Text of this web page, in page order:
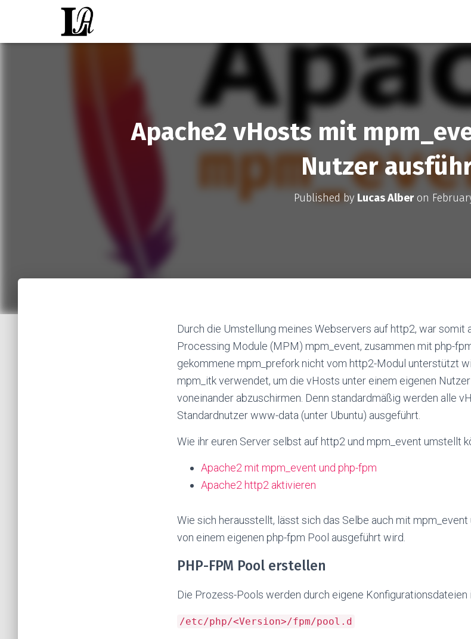
Apache2 vHosts mit
Nutzer
Published by Lucas Alberon
Durch die Umstellung meines Webservers auf http2, war somit
Processing Module (MPM) mpm_event, zusammen mit php-
gekommene mpm_prefork nicht vom http2-Modul unterstützt
mpm_itk verwendet, um die vHosts unter einem eigenen
voneinander abzuschirmen. Denn standardmäßig werden alle
Standardnutzer www-data (unter Ubuntu) ausgeführt.
Wie ihr euren Server selbst auf http2 und mpm_event umstellt
Apache2 mit mpm_event und php-fpm
Apache2 http2 aktivieren
Wie sich herausstellt, lässt sich das Selbe auch mit
von einem eigenen php-fpm Pool ausgeführt wird.
PHP-FPM Pool erstellen
Die Prozess-Pools werden durch eigene Konfigurationsdateien
/etc/php/<Version>/fpm/pool.d